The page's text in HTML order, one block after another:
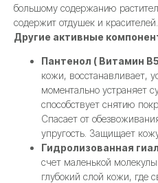
большому содержанию
содержит отдушек и красителей.
Другие активные
Пантенол ( Витамин
кожи, восстанавливает,
моментально устраняет
способствует снятию
Спасает от
упругость. Защищает
Гидролизованная
счет маленькой
глубокий слой кожи, где